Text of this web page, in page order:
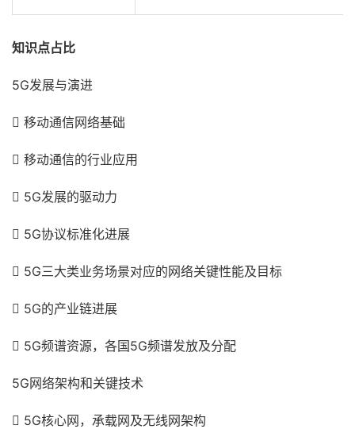
知识点占比
5G发展与演进
 移动通信网络基础
 移动通信的行业应用
 5G发展的驱动力
 5G协议标准化进展
 5G三大类业务场景对应的网络关键性能及目标
 5G的产业链进展
 5G频谱资源，各国5G频谱发放及分配
5G网络架构和关键技术
 5G核心网，承载网及无线网架构